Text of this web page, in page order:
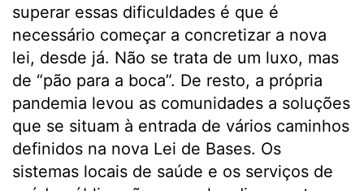
superar essas dificuldades é que é
necessário começar a concretizar a nova
lei, desde já. Não se trata de um luxo, mas
de “pão para a boca”. De resto, a própria
pandemia levou as comunidades a soluções
que se situam à entrada de vários caminhos
definidos na nova Lei de Bases. Os
sistemas locais de saúde e os serviços de